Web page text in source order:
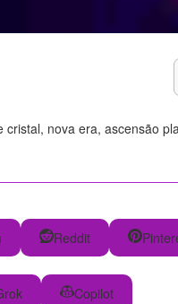
nova era, ascensão
Reddit
Copilot